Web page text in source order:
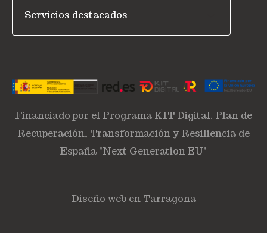
Financiado por el Programa KIT Digital. Plan de
Recuperación, Transformación y Resiliencia de
España "Next Generation EU"
Diseño web en Tarragona